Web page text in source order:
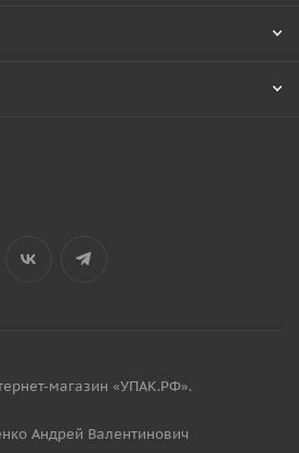
магазин «УПАК.РФ».
Андрей Валентинович